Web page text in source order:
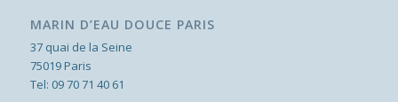
MARIN D’EAU DOUCE PARIS
37 quai de la Seine
75019 Paris
Tel: 09 70 71 40 61